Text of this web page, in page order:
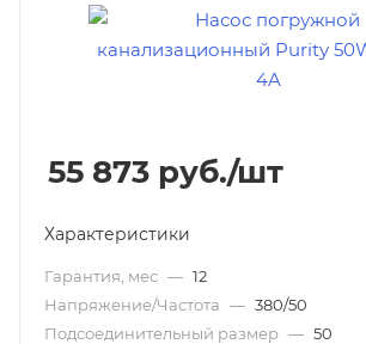
55 873 руб./шт
Характеристики
Гарантия, мес — 12
Напряжение/Частота — 380/50
Подсоединительный размер — 50